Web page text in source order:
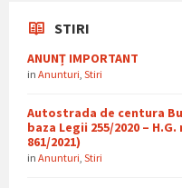
STIRI
ANUNȚ IMPORTANT
in Anunturi Stiri
Autostrada de centura
baza Legii 255/2020 –
861/2021)
in Anunturi Stiri